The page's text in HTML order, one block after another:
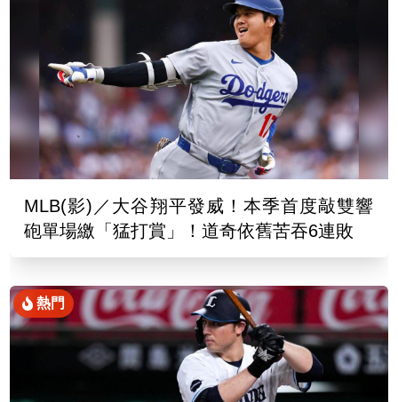
MLB(影)／大谷翔平發威！本季首度敲雙響
砲單場繳「猛打賞」！道奇依舊苦吞6連敗
熱門